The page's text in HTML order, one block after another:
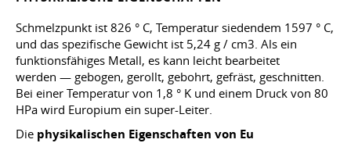
Schmelzpunkt ist 826 ° C, Temperatur siedendem 1597 ° C,
und das spezifische Gewicht ist 5,24 g / cm3. Als ein
funktionsfähiges Metall, es kann leicht bearbeitet
werden — gebogen, gerollt, gebohrt, gefräst, geschnitten.
Bei einer Temperatur von 1,8 ° K und einem Druck von 80
HPa wird Europium ein super-Leiter.
Die physikalischen Eigenschaften von Eu